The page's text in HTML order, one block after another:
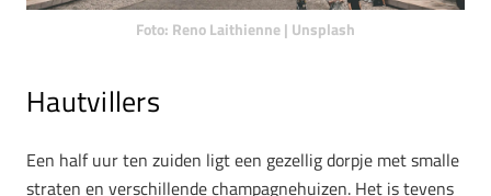
Foto: Reno Laithienne | Unsplash
Hautvillers
Een half uur ten zuiden ligt een gezellig dorpje met smalle
straten en verschillende champagnehuizen. Het is tevens